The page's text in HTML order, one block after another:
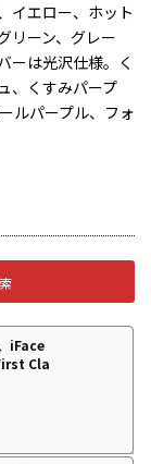
イエロー、ホット
リーン、グレー
ーは光沢仕様。く
、くすみパープ
ルパープル、フォ
iFace
Cla